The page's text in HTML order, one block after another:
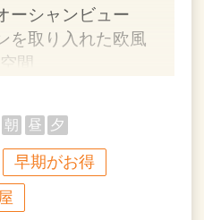
ーシャンビュー
を取り入れた欧風
間
がお得】早期申込
にお申し込みにな
２，０００円引
朝 昼 夕
早期がお得